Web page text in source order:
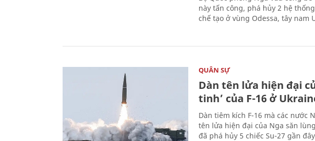
này tấn công, phá hủy 2 hệ
chế tạo ở vùng Odessa, tây nam
QUÂN SỰ
Dàn tên lửa hiện đại
tinh’ của F-16 ở
Dàn tiêm kích F-16 mà các nước
tên lửa hiện đại của Nga săn
đã phá hủy 5 chiếc Su-27 gần